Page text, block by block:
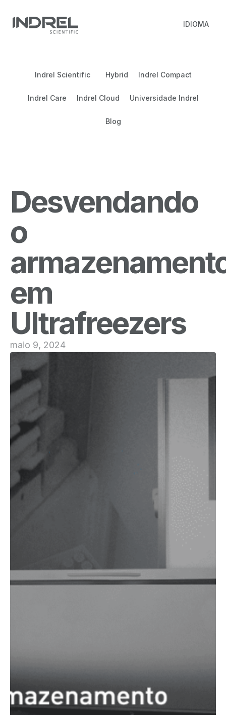
IDIOMA
Indrel Scientific Hybrid Indrel Compact
Indrel Care Indrel Cloud Universidade Indrel
Blog
Desvendando
o
em
Ultrafreezers
maio 9, 2024